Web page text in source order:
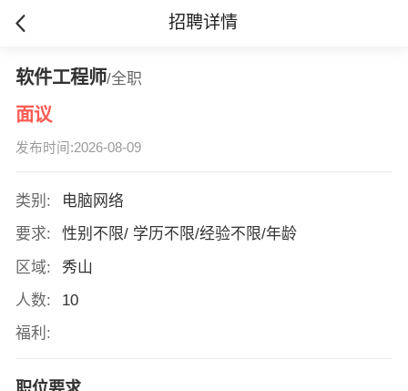
招聘详情
软件工程师/全职
面议
发布时间:2026-08-09
类别:
电脑网络
要求:
性别不限/ 学历不限/经验不限/年龄
区域:
秀山
人数:
10
福利: